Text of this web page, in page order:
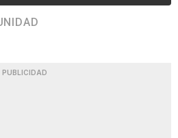
PUBLICIDAD